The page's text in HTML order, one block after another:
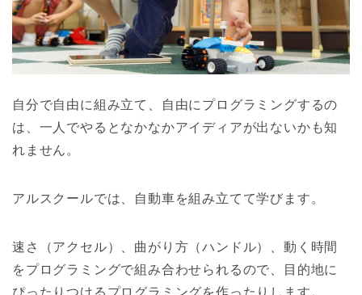
自分で自由に組み立て、自由にプログラミングするの
は、一人でやるとなかなかアイディアが出ないかも知
れません。
アルスクールでは、自動車を組み立てて学びます。
速さ（アクセル）、曲がり方（ハンドル）、動く時間
をプログラミングで組み合わせられるので、目的地に
ぴったりつけるプログラミングを作ったりします。